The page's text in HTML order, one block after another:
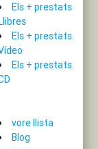
Els + prestats.
Els + prestats.
Els + prestats.
vore llista
Blog